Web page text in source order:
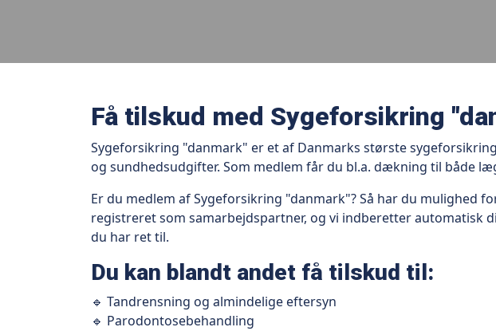
Få tilskud med Sygeforsikring
Sygeforsikring "danmark" er et af Danmarks største
og sundhedsudgifter. Som medlem får du bl.a. dækning til både
Er du medlem af Sygeforsikring "danmark"? Så har du mulighed
registreret som samarbejdspartner, og vi indberetter
du har ret til.
Du kan blandt andet få tilskud til:
🔹 Tandrensning og almindelige eftersyn
🔹 Parodontosebehandling